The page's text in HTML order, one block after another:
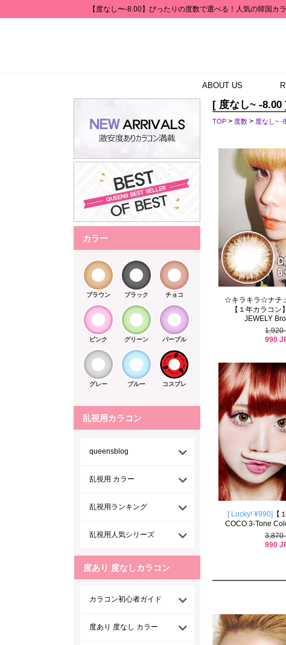
【度なし〜-8.00】ぴったりの度数で選べる！人気の韓国カ
ABOUT US
カラー
ブラウン ブラック チョコ
ピンク グリーン パープル
グレー ブルー コスプレ
乱視用カラコン
queensblog
乱視用 カラー
乱視用ランキング
乱視用人気シリーズ
度あり 度なしカラコン
カラコン初心者ガイド
度あり 度なし カラー
[ 度なし~ -8.00
TOP > 度数 > 度なし~ -
☆キラキラ☆ナチ
【１年カラコン
JEWELY
1,920
990
[ Lucky! ¥990] 【
COCO 3-Tone
3,870
990